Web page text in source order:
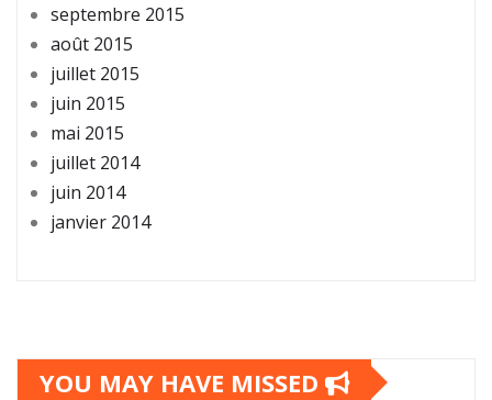
septembre 2015
août 2015
juillet 2015
juin 2015
mai 2015
juillet 2014
juin 2014
janvier 2014
YOU MAY HAVE MISSED